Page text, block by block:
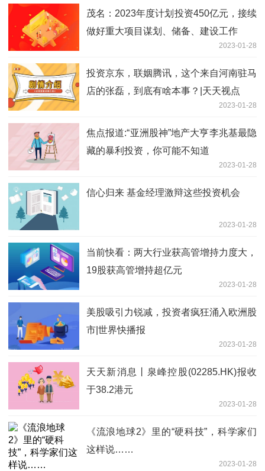
茂名：2023年度计划投资450亿元，接续
做好重大项目谋划、储备、建设工作
2023-01-28
投资京东，联姻腾讯，这个来自河南驻马
店的张磊，到底有啥本事？|天天视点
2023-01-28
焦点报道:“亚洲股神”地产大亨李兆基最隐
藏的暴利投资，你可能不知道
2023-01-28
信心归来 基金经理激辩这些投资机会
2023-01-28
当前快看：两大行业获高管增持力度大，
19股获高管增持超亿元
2023-01-28
美股吸引力锐减，投资者疯狂涌入欧洲股
市|世界快播报
2023-01-28
天天新消息丨泉峰控股(02285.HK)报收
于38.2港元
2023-01-28
《流浪地球2》里的“硬科技”，科学家们
这样说……
2023-01-28